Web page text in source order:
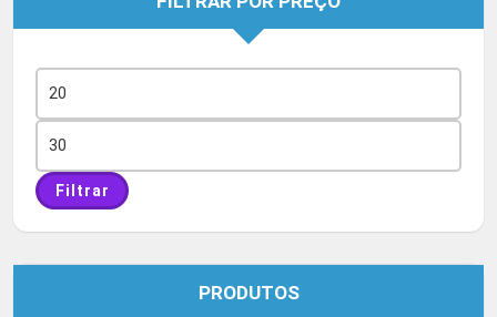
mínimo
máximo
Filtrar
PRODUTOS